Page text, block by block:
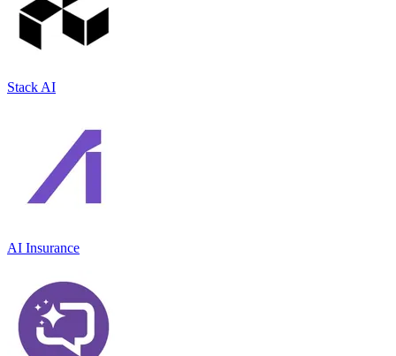
Stack AI
AI Insurance